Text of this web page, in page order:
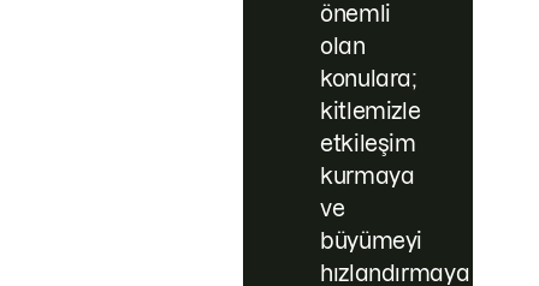
önemli
olan
konulara;
kitlemizle
etkileşim
kurmaya
ve
büyümeyi
hızlandırmaya